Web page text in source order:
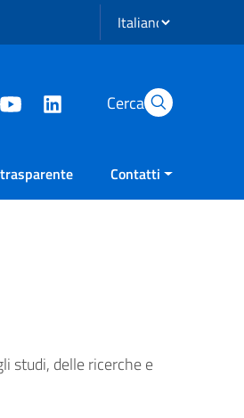
Seleziona lingua
Cerca
Contatti
studi, delle ricerche e